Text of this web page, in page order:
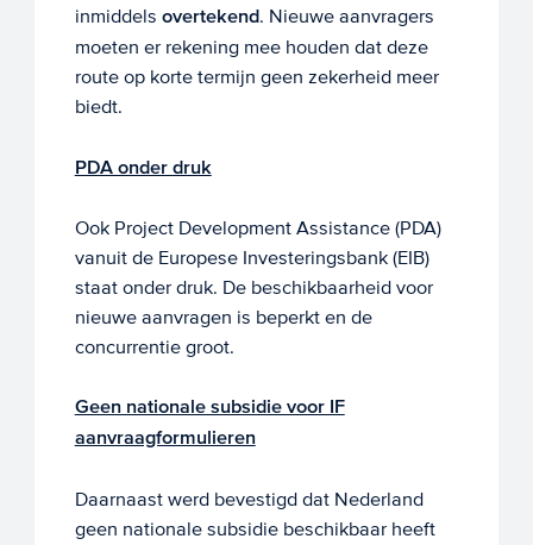
inmiddels overtekend. Nieuwe aanvragers
moeten er rekening mee houden dat deze
route op korte termijn geen zekerheid meer
biedt.
PDA onder druk
Ook Project Development Assistance (PDA)
vanuit de Europese Investeringsbank (EIB)
staat onder druk. De beschikbaarheid voor
nieuwe aanvragen is beperkt en de
concurrentie groot.
Geen nationale subsidie voor IF
aanvraagformulieren
Daarnaast werd bevestigd dat Nederland
geen nationale subsidie beschikbaar heeft